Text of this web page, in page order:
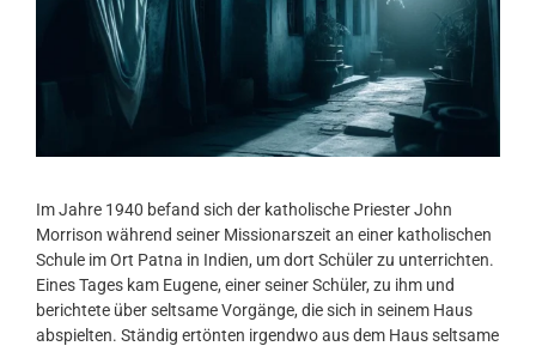
Im Jahre 1940 befand sich der katholische Priester John
Morrison während seiner Missionarszeit an einer katholischen
Schule im Ort Patna in Indien, um dort Schüler zu unterrichten.
Eines Tages kam Eugene, einer seiner Schüler, zu ihm und
berichtete über seltsame Vorgänge, die sich in seinem Haus
abspielten. Ständig ertönten irgendwo aus dem Haus seltsame